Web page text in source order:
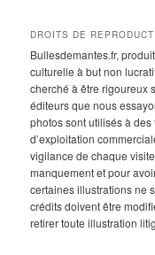
DROITS DE
Bullesdemantes.fr,
culturelle à but non
cherché à être rigoureux
éditeurs que nous
photos sont utilisés à
d’exploitation
vigilance de chaque
manquement et pour
certaines illustrations ne
crédits doivent être
retirer toute illustration